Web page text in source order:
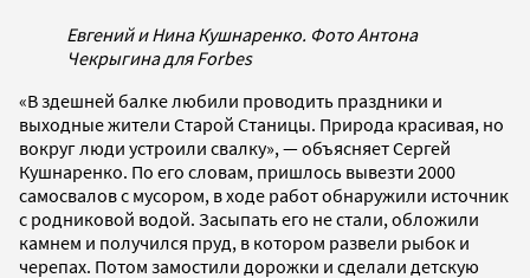
Евгений и Нина Кушнаренко. Фото Антона
Чекрыгина для Forbes
«В здешней балке любили проводить праздники и
выходные жители Старой Станицы. Природа красивая, но
вокруг люди устроили свалку», — объясняет Сергей
Кушнаренко. По его словам, пришлось вывезти 2000
самосвалов с мусором, в ходе работ обнаружили источник
с родниковой водой. Засыпать его не стали, обложили
камнем и получился пруд, в котором развели рыбок и
черепах. Потом замостили дорожки и сделали детскую